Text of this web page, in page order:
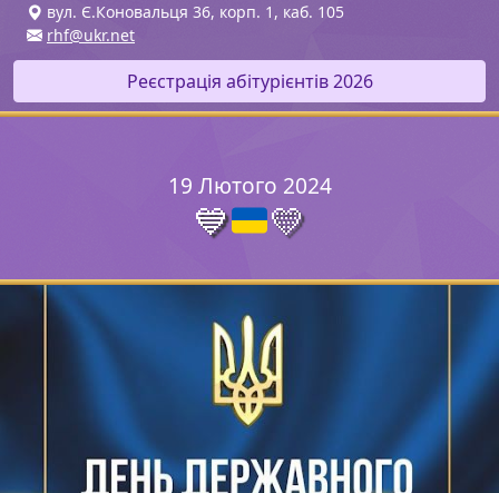
вул. Є.Коновальця 36, корп. 1, каб. 105
rhf@ukr.net
Реєстрація абітурієнтів 2026
19 Лютого 2024
💙 💛